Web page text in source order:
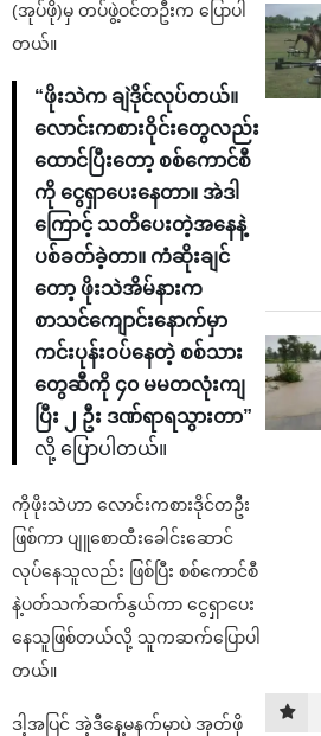
(အုပ်ဖို)မှ တပ်ဖွဲ့ဝင်တဦးက ပြောပါ
တယ်။
“ဖိုးသဲက ချဲဒိုင်လုပ်တယ်။
လောင်းကစားဝိုင်းတွေလည်း
ထောင်ပြီးတော့ စစ်ကောင်စီ
ကို ငွေရှာပေးနေတာ။ အဲဒါ
ကြောင့် သတိပေးတဲ့အနေနဲ့
ပစ်ခတ်ခဲ့တာ။ ကံဆိုးချင်
တော့ ဖိုးသဲအိမ်နားက
စာသင်ကျောင်းနောက်မှာ
ကင်းပုန်းဝပ်နေတဲ့ စစ်သား
တွေဆီကို ၄၀ မမတလုံးကျ
ပြီး ၂ ဦး ဒဏ်ရာရသွားတာ”
လို့ ပြောပါတယ်။
ကိုဖိုးသဲဟာ လောင်းကစားဒိုင်တဦး
ဖြစ်ကာ ပျူစောထီးခေါင်းဆောင်
လုပ်နေသူလည်း ဖြစ်ပြီး စစ်ကောင်စီ
နဲ့ပတ်သက်ဆက်နွယ်ကာ ငွေရှာပေး
နေသူဖြစ်တယ်လို့ သူကဆက်ပြောပါ
တယ်။
ဒါ့အပြင် အဲ့ဒီနေ့မနက်မှာပဲ အုတ်ဖို